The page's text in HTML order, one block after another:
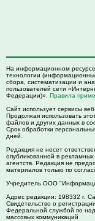
На информационном
технологии
сбора, систематизации и
пользователей сети
Федерации)». Правила
Сайт использует сервисы
Продолжая использовать
файлов и других данных в
Срок обработки
дней.
Редакция не несет
опубликованной в
агентств. Редакция не
материалов только по
Учредитель ООО
Адрес редакции: 198332 г.
Свидетельство о
Федеральной службой по
массовых коммуникаций